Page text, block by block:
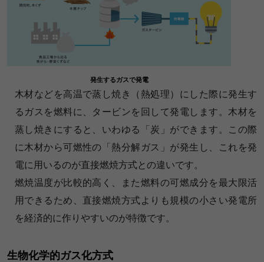
発生するガスで発電
木材などを高温で蒸し焼き（熱処理）にした際に発生す
るガスを燃料に、タービンを回して発電します。木材を
蒸し焼きにすると、いわゆる「炭」ができます。この際
に木材から可燃性の「熱分解ガス」が発生し、これを発
電に用いるのが直接燃焼方式との違いです。
燃焼温度が比較的高く、また燃料の可燃成分を最大限活
用できるため、直接燃焼方式よりも規模の小さい発電所
を経済的に作りやすいのが特徴です。
生物化学的ガス化方式